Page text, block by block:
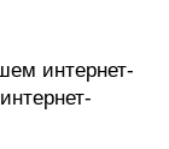
интернет-